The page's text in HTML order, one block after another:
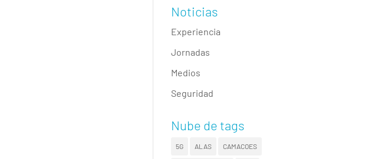
Noticias
Experiencia
Jornadas
Medios
Seguridad
Nube de tags
5G ALAS CAMACOES